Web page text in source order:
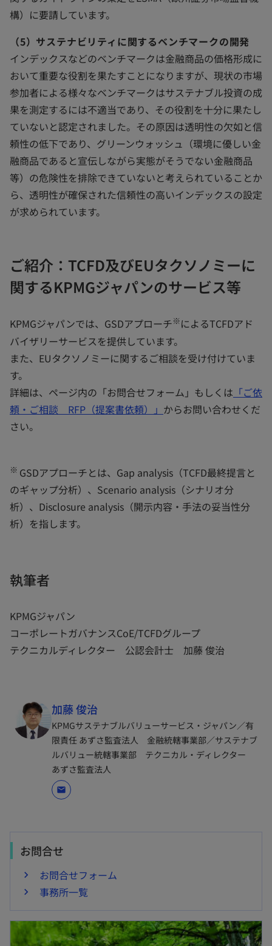
構）に要請しています。
（5）サステナビリティに関するベンチマークの開発
インデックスなどのベンチマークは金融商品の価格形成に
おいて重要な役割を果たすことになりますが、現状の市場
参加者による様々なベンチマークはサステナブル投資の成
果を測定するには不適当であり、その役割を十分に果たし
ていないと認定されました。その原因は透明性の欠如と信
頼性の低下であり、グリーンウォッシュ（環境に優しい金
融商品であると宣伝しながら実態がそうでない金融商品
等）の危険性を排除できていないと考えられていることか
ら、透明性が確保された信頼性の高いインデックスの設定
が求められています。
ご紹介：TCFD及びEUタクソノミーに
関するKPMGジャパンのサービス等
KPMGジャパンでは、GSDアプローチ※によるTCFDアド
バイザリーサービスを提供しています。
また、EUタクソノミーに関するご相談を受け付けていま
す。
詳細は、ページ内の「お問合せフォーム」もしくは 「ご依
頼・ご相談 RFP（提案書依頼）」 からお問い合わせくだ
さい。
※ GSDアプローチとは、Gap analysis（TCFD最終提言と
のギャップ分析）、Scenario analysis（シナリオ分
析）、Disclosure analysis（開示内容・手法の妥当性分
析）を指します。
執筆者
KPMGジャパン
コーポレートガバナンスCoE/TCFDグループ
テクニカルディレクター 公認会計士 加藤 俊治
加藤 俊治
KPMGサステナブルバリューサービス・ジャパン／有
限責任 あずさ監査法人 金融統轄事業部／サステナブ
ルバリュー統轄事業部 テクニカル・ディレクター
あずさ監査法人
mail
お問合せ
お問合せフォーム
事務所一覧
新しいタブで開く